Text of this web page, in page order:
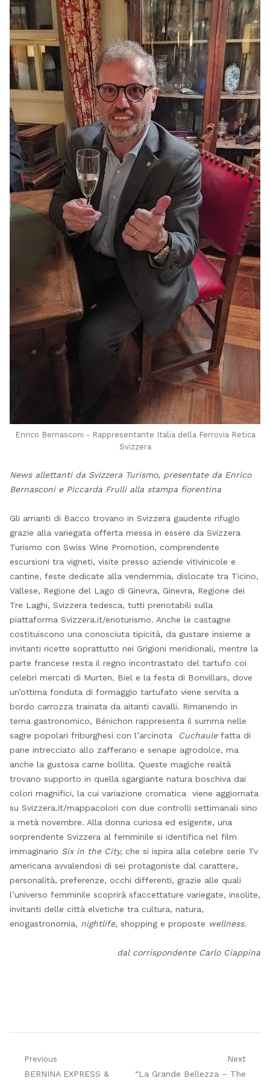
Enrico Bernasconi - Rappresentante Italia della Ferrovia Retica
Svizzera
News allettanti da Svizzera Turismo, presentate da Enrico
Bernasconi e Piccarda Frulli alla stampa fiorentina
Gli amanti di Bacco trovano in Svizzera gaudente rifugio
grazie alla variegata offerta messa in essere da Svizzera
Turismo con Swiss Wine Promotion, comprendente
escursioni tra vigneti, visite presso aziende vitivinicole e
cantine, feste dedicate alla vendemmia, dislocate tra Ticino,
Vallese, Regione del Lago di Ginevra, Ginevra, Regione dei
Tre Laghi, Svizzera tedesca, tutti prenotabili sulla
piattaforma Svizzera.it/enoturismo. Anche le castagne
costituiscono una conosciuta tipicità, da gustare insieme a
invitanti ricette soprattutto nei Grigioni meridionali, mentre la
parte francese resta il regno incontrastato del tartufo coi
celebri mercati di Murten, Biel e la festa di Bonvillars, dove
un’ottima fonduta di formaggio tartufato viene servita a
bordo carrozza trainata da aitanti cavalli. Rimanendo in
tema gastronomico, Bénichon rappresenta il summa nelle
sagre popolari friburghesi con l’arcinota
Cuchaule fatta di
pane intrecciato allo zafferano e senape agrodolce, ma
anche la gustosa carne bollita. Queste magiche realtà
trovano supporto in quella sgargiante natura boschiva dai
colori magnifici, la cui variazione cromatica viene aggiornata
su Svizzera.it/mappacolori con due controlli settimanali sino
a metà novembre. Alla donna curiosa ed esigente, una
sorprendente Svizzera al femminile si identifica nel film
immaginario Six in the City, che si ispira alla celebre serie Tv
americana avvalendosi di sei protagoniste dal carattere,
personalità, preferenze, occhi differenti, grazie alle quali
l’universo femminile scoprirà sfaccettature variegate, insolite,
invitanti delle città elvetiche tra cultura, natura,
enogastronomia, nightlife, shopping e proposte wellness.
dal corrispondente Carlo Ciappina
Navigazione
Previous
Previous
BERNINA EXPRESS &
Next
Next
“La Grande Bellezza – The